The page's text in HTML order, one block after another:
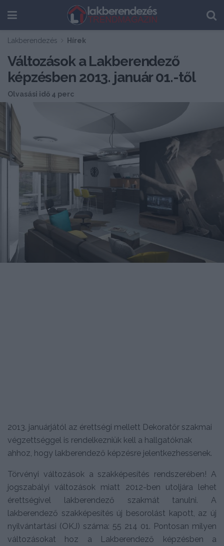
Lakberendezés Hírek
Változások a Lakberendező
képzésben 2013. január 01.-től
Olvasási idő 4 perc
2013. januárjától az érettségi mellett Dekoratőr szakmai
végzettséggel is rendelkezniük kell a hallgatóknak
ahhoz, hogy lakberendező képzésre jelentkezhessenek.
Törvényi változások a szakképesítés rendszerében! A
jogszabályi változások miatt 2012-ben utoljára lehet
érettségivel lakberendező szakmát tanulni. A
lakberendező szakképesítés új besorolást kapott, az új
nyilvántartási (OKJ) száma: 55 214 01. Pontosan milyen
változásokat hoz a Lakberendező képzésben a